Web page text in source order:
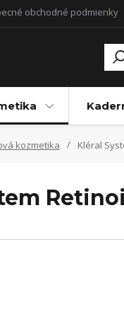
obchodné podmienky
kozmetika Kléral